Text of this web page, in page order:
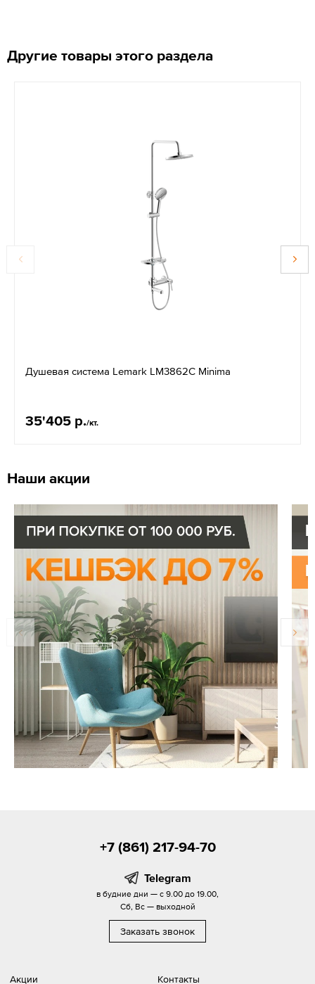
Другие товары этого раздела
Душевая система Lemark LM3862C Minima
35'405 р./кт.
Наши акции
Акции Контакты
+7 (861) 217-94-70
Telegram
в будние дни — с 9.00 до 19.00,
Сб, Вс — выходной
Заказать звонок